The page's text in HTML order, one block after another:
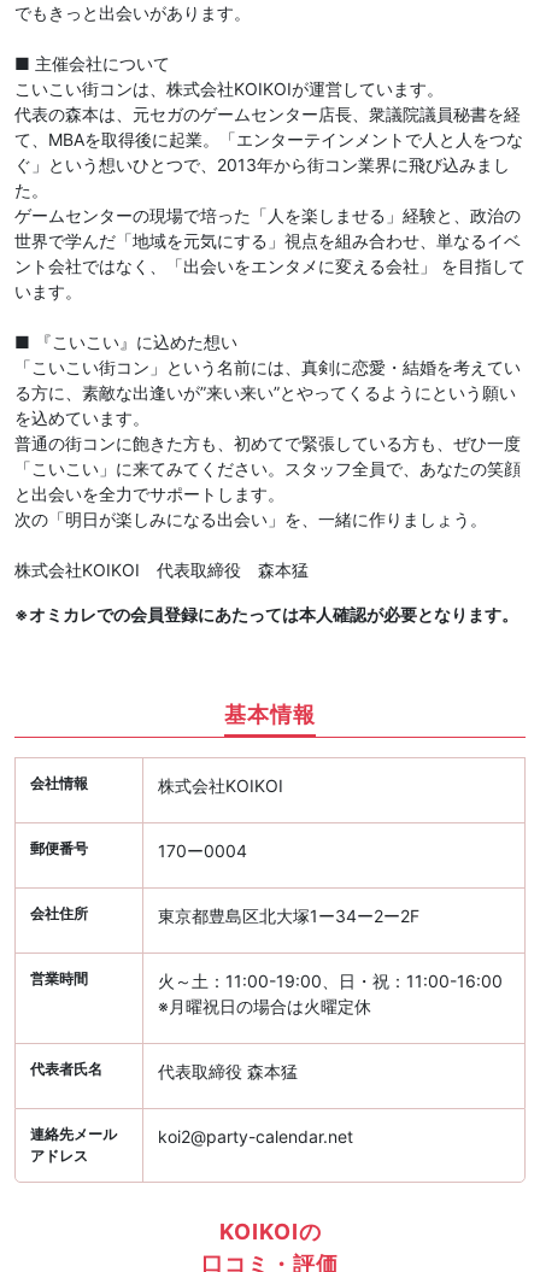
でもきっと出会いがあります。
■ 主催会社について
こいこい街コンは、株式会社KOIKOIが運営しています。
代表の森本は、元セガのゲームセンター店長、衆議院議員秘書を経
て、MBAを取得後に起業。「エンターテインメントで人と人をつな
ぐ」という想いひとつで、2013年から街コン業界に飛び込みまし
た。
ゲームセンターの現場で培った「人を楽しませる」経験と、政治の
世界で学んだ「地域を元気にする」視点を組み合わせ、単なるイベ
ント会社ではなく、「出会いをエンタメに変える会社」 を目指して
います。
■ 『こいこい』に込めた想い
「こいこい街コン」という名前には、真剣に恋愛・結婚を考えてい
る方に、素敵な出逢いが”来い来い”とやってくるようにという願い
を込めています。
普通の街コンに飽きた方も、初めてで緊張している方も、ぜひ一度
「こいこい」に来てみてください。スタッフ全員で、あなたの笑顔
と出会いを全力でサポートします。
次の「明日が楽しみになる出会い」を、一緒に作りましょう。
株式会社KOIKOI 代表取締役 森本猛
※オミカレでの会員登録にあたっては本人確認が必要となります。
基本情報
会社情報 株式会社KOIKOI
郵便番号 170ー0004
会社住所 東京都豊島区北大塚1ー34ー2ー2F
営業時間
火～土：11:00-19:00、日・祝：11:00-16:00
※月曜祝日の場合は火曜定休
代表者氏名 代表取締役 森本猛
連絡先メール
アドレス
koi2@party-calendar.net
KOIKOIの
口コミ・評価